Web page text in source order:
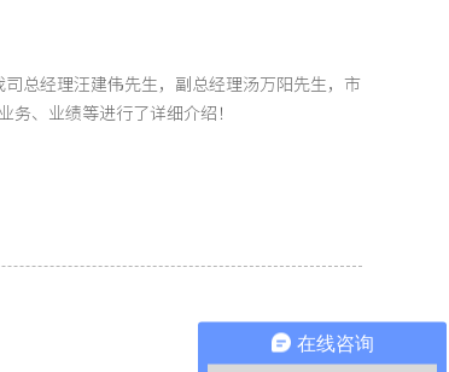
总经理汪建伟先生，副总经理汤万阳先生，市
、业绩等进行了详细介绍！
在线咨询